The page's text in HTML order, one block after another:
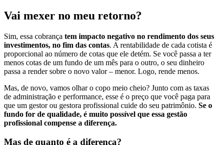
Vai mexer no meu retorno?
Sim, essa cobrança tem impacto negativo no rendimento dos seus
investimentos, no fim das contas. A rentabilidade de cada cotista é
proporcional ao número de cotas que ele detém. Se você passa a ter
menos cotas de um fundo de um mês para o outro, o seu dinheiro
passa a render sobre o novo valor – menor. Logo, rende menos.
Mas, de novo, vamos olhar o copo meio cheio? Junto com as taxas
de administração e performance, esse é o preço que você paga para
que um gestor ou gestora profissional cuide do seu patrimônio. Se o
fundo for de qualidade, é muito possível que essa gestão
profissional compense a diferença.
Mas de quanto é a diferença?